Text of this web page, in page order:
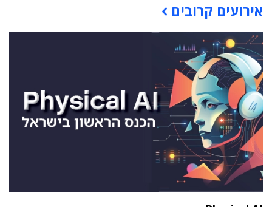
אירועים קרובים